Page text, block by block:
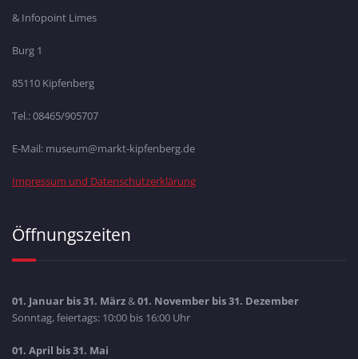
& Infopoint Limes
Burg 1
85110 Kipfenberg
Tel.: 08465/905707
E-Mail: museum@markt-kipfenberg.de
Impressum und Datenschutzerklärung
Öffnungszeiten
01. Januar bis 31. März&01. November bis 31. Dezember
Sonntag, feiertags: 10:00 bis 16:00 Uhr
01. April bis 31. Mai